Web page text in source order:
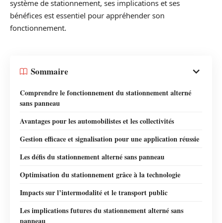
système de stationnement, ses implications et ses
bénéfices est essentiel pour appréhender son
fonctionnement.
Sommaire
Comprendre le fonctionnement du stationnement alterné
sans panneau
Avantages pour les automobilistes et les collectivités
Gestion efficace et signalisation pour une application réussie
Les défis du stationnement alterné sans panneau
Optimisation du stationnement grâce à la technologie
Impacts sur l’intermodalité et le transport public
Les implications futures du stationnement alterné sans
panneau